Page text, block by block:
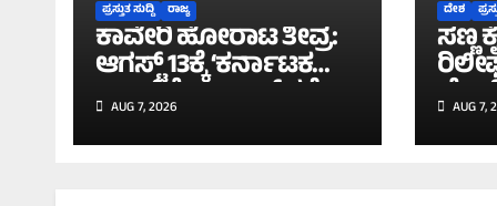
ಪ್ರಸ್ತುತ ಸುದ್ದಿ ರಾಜ್ಯ
ಕಾವೇರಿ ಹೋರಾಟ ತೀವ್ರ:
ಆಗಸ್ಟ್ 13ಕ್ಕೆ ‘ಕರ್ನಾಟಕ
ಬಂದ್’ಗೆ ವಾಟಾಳ್ ಕರೆ;
ಸೋಮವಾರ ಅತ್ತಿಬೆಲೆ ಗಡಿ
ಬಂದ್!
AUG 7, 2026
ದೇಶ
ಸಣ್ಣ
AUG 7,